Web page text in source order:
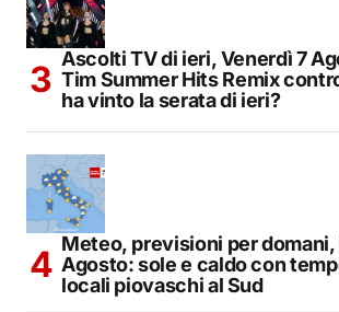
Ascolti TV di ieri, Venerdì 7
Tim Summer Hits Remix
ha vinto la serata di ieri?
Meteo, previsioni per
Agosto: sole e caldo con
locali piovaschi al Sud